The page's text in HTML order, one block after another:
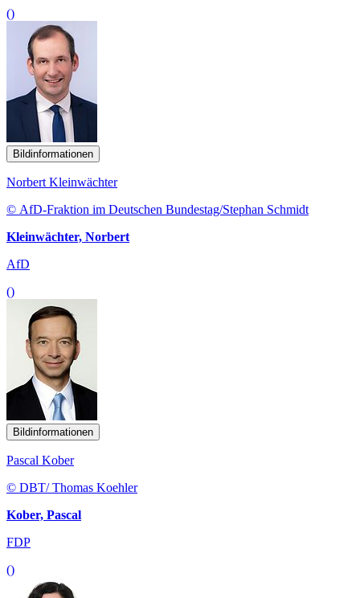
()
Bildinformationen
Norbert Kleinwächter
© AfD-Fraktion im Deutschen Bundestag/Stephan Schmidt
Kleinwächter, Norbert
AfD
()
Bildinformationen
Pascal Kober
© DBT/ Thomas Koehler
Kober, Pascal
FDP
()